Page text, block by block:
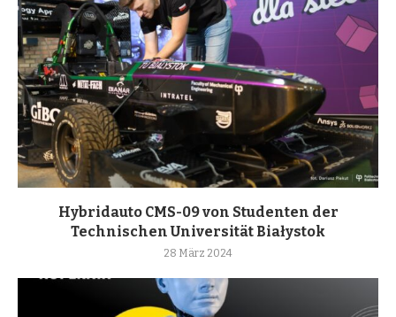
Hybridauto CMS-09 von Studenten der
Technischen Universität Białystok
28 März 2024